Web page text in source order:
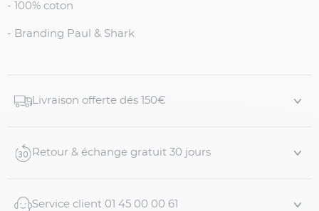
- 100% coton
- Branding Paul & Shark
Livraison offerte dés 150€
Retour & échange gratuit 30 jours
Service client 01 45 00 00 61